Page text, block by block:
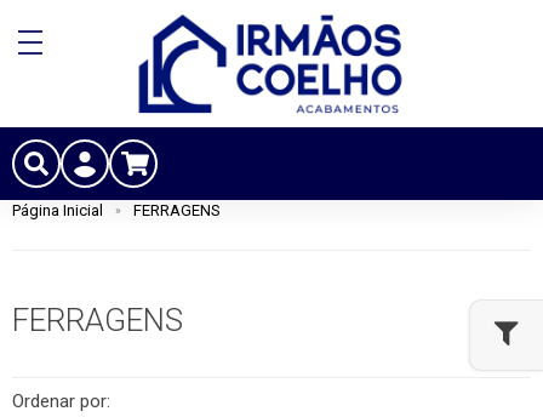
Página Inicial FERRAGENS
FERRAGENS
Ordenar por: